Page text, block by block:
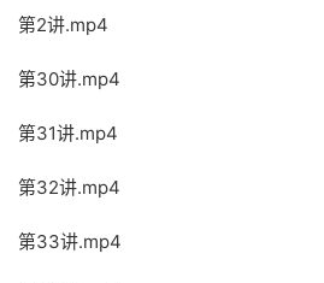
第2讲.mp4
第30讲.mp4
第31讲.mp4
第32讲.mp4
第33讲.mp4